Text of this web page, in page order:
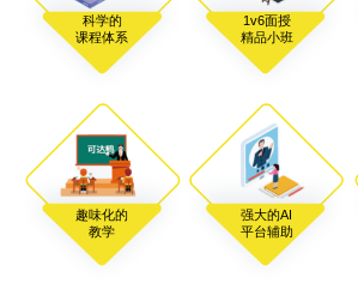
科学的
课程体系
1v6面授
精品小班
趣味化的
教学
强大的AI
平台辅助